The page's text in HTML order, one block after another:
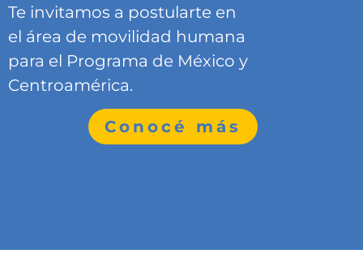
Te invitamos a postularte en
el área de movilidad humana
para el Programa de México y
Centroamérica.
Conocé más